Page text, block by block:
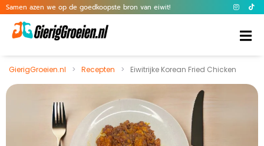
Samen azen we op de goedkoopste bron van eiwit!
GierigGroeien.nl > Recepten > Eiwitrijke Korean Fried Chicken